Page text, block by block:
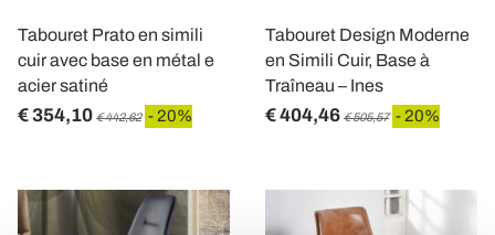
Tabouret Prato en simili
cuir avec base en métal e
acier satiné
€ 354,10 € 442,62 - 20%
Tabouret Design Moderne
en Simili Cuir, Base à
Traîneau – Ines
€ 404,46 € 505,57 - 20%